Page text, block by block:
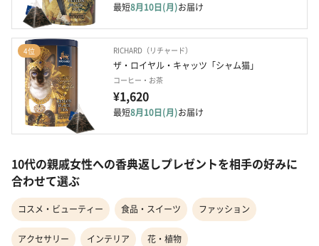
最短8月10日(月)お届け
4位 RICHARD（リチャード）
ザ・ロイヤル・キャッツ「シャム猫」
コーヒー・お茶
¥1,620
最短8月10日(月)お届け
10代の親戚女性への香典返しプレゼントを相手の好みに
合わせて選ぶ
コスメ・ビューティー 食品・スイーツ ファッション
アクセサリー インテリア 花・植物